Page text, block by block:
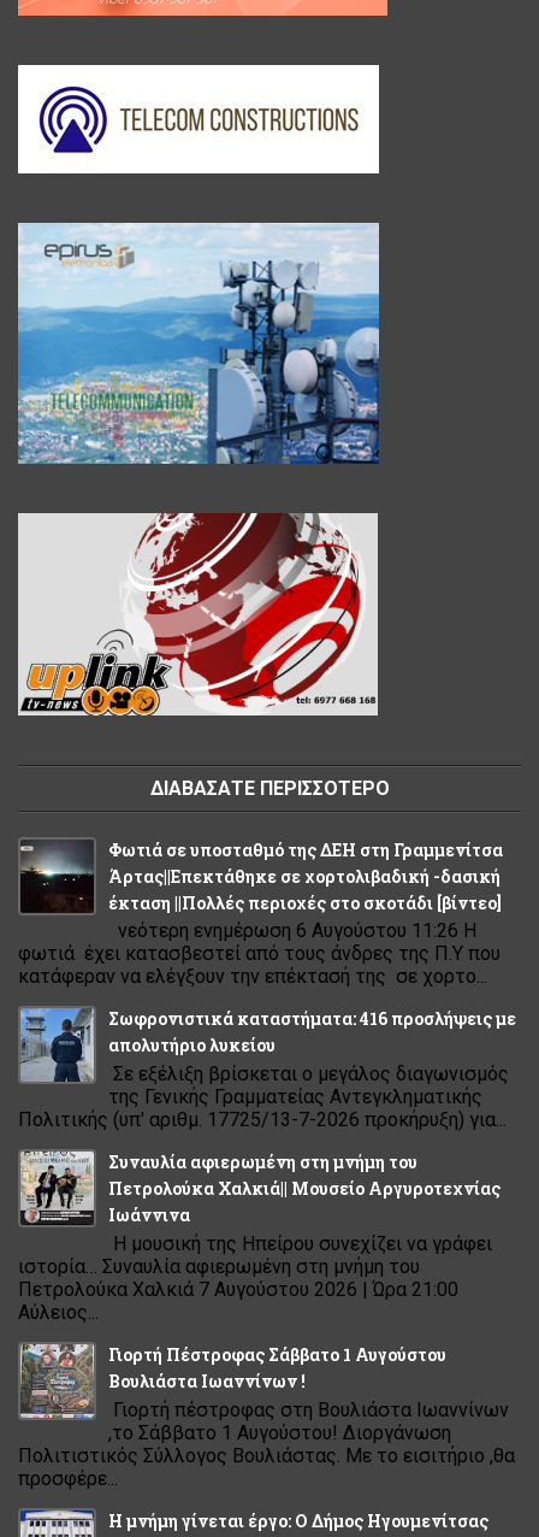
ΔΙΑΒΑΣΑΤΕ ΠΕΡΙΣΣΟΤΕΡΟ
Φωτιά σε υποσταθμό της ΔΕΗ στη Γραμμενίτσα
Άρτας||Επεκτάθηκε σε χορτολιβαδική -δασική
έκταση ||Πολλές περιοχές στο σκοτάδι [βίντεο]
νεότερη ενημέρωση 6 Αυγούστου 11:26 Η
φωτιά έχει κατασβεστεί από τους άνδρες της Π.Υ που
κατάφεραν να ελέγξουν την επέκτασή της σε χορτο...
Σωφρονιστικά καταστήματα: 416 προσλήψεις με
απολυτήριο λυκείου
Σε εξέλιξη βρίσκεται ο μεγάλος διαγωνισμός
της Γενικής Γραμματείας Αντεγκληματικής
Πολιτικής (υπ' αριθμ. 17725/13-7-2026 προκήρυξη) για...
Συναυλία αφιερωμένη στη μνήμη του
Πετρολούκα Χαλκιά|| Μουσείο Αργυροτεχνίας
Ιωάννινα
Η μουσική της Ηπείρου συνεχίζει να γράφει
ιστορία… Συναυλία αφιερωμένη στη μνήμη του
Πετρολούκα Χαλκιά 7 Αυγούστου 2026 | Ώρα 21:00
Αύλειος...
Γιορτή Πέστροφας Σάββατο 1 Αυγούστου
Βουλιάστα Ιωαννίνων !
Γιορτή πέστροφας στη Βουλιάστα Ιωαννίνων
,το Σάββατο 1 Αυγούστου! Διοργάνωση
Πολιτιστικός Σύλλογος Βουλιάστας. Με το εισιτήριο ,θα
προσφέρε...
Η μνήμη γίνεται έργο: Ο Δήμος Ηγουμενίτσας